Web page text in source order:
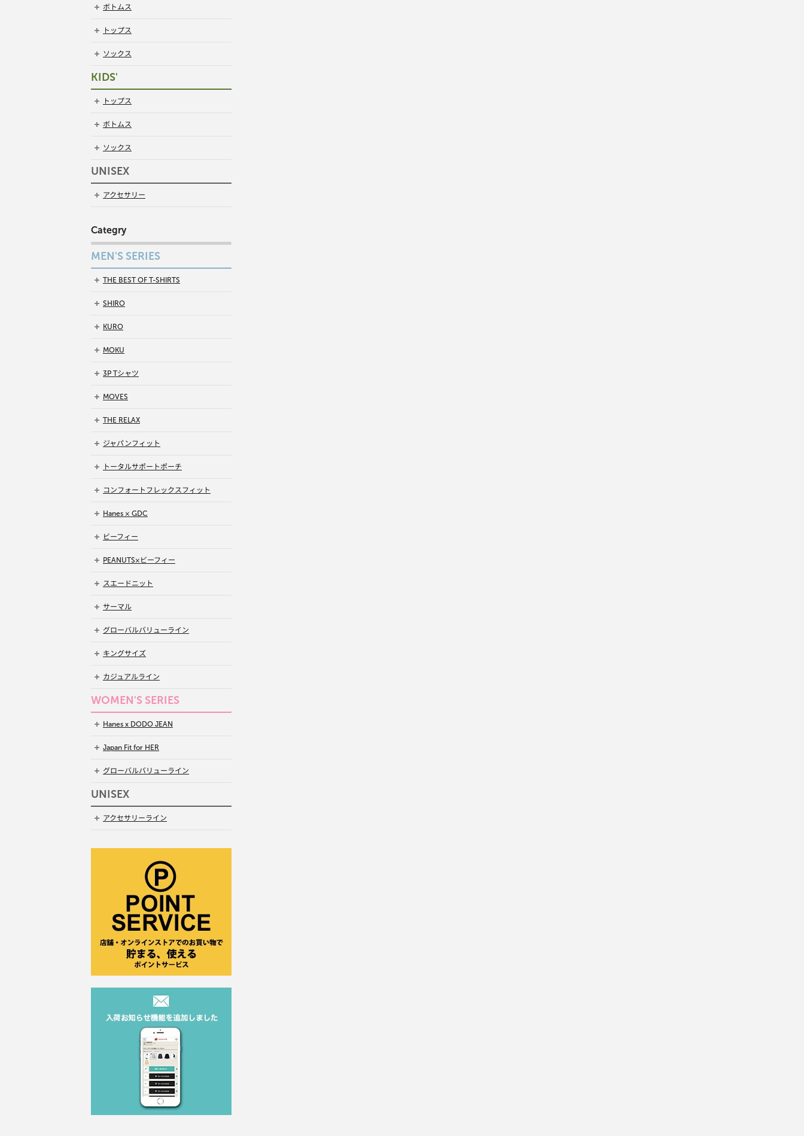
ボトムス
トップス
ソックス
KIDS'
トップス
ボトムス
ソックス
UNISEX
アクセサリー
Categry
MEN'S SERIES
THE BEST OF T-SHIRTS
SHIRO
KURO
MOKU
3P Tシャツ
MOVES
THE RELAX
ジャパンフィット
トータルサポートポーチ
コンフォートフレックスフィット
Hanes × GDC
ビーフィー
PEANUTS×ビーフィー
スエードニット
サーマル
グローバルバリューライン
キングサイズ
カジュアルライン
WOMEN'S SERIES
Hanes x DODO JEAN
Japan Fit for HER
グローバルバリューライン
UNISEX
アクセサリーライン